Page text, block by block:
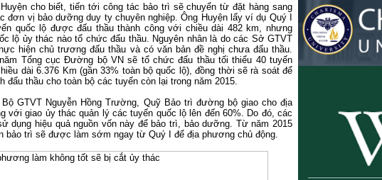
cho biết, tiến tới công tác bảo trì sẽ chuyển từ đặt hàng sang
đơn vị bảo dưỡng duy ty chuyên nghiệp. Ông Huyện lấy ví dụ Quý I
quốc lộ được đấu thầu thành công với chiều dài 482 km, nhưng
lộ ủy thác nào tổ chức đấu thầu. Nguyên nhân là do các Sở GTVT
hiện chủ trương đấu thầu và có văn bản đề nghị chưa đấu thầu.
Tổng cục Đường bộ VN sẽ tổ chức đấu thầu tối thiểu 40 tuyến
dài 6.376 Km (gần 33% toàn bộ quốc lộ), đồng thời sẽ rà soát để
đấu thầu cho toàn bộ các tuyến còn lại trong năm 2015.
GTVT Nguyễn Hồng Trường, Quỹ Bảo trì đường bộ giao cho địa
với giao ủy thác quản lý các tuyến quốc lộ lên đến 60%. Do đó, các
dụng hiệu quả nguồn vốn này để bảo trì, bảo dưỡng. Từ năm 2015
bảo trì sẽ được làm sớm ngay từ Quý I để địa phương chủ động.